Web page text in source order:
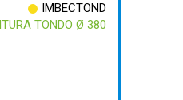
IMBECTOND
TONDO Ø 380